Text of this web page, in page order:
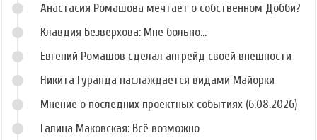
Анастасия Ромашова мечтает о собственном Добби?
Клавдия Безверхова: Мне больно...
Евгений Ромашов сделал апгрейд своей внешности
Никита Гуранда наслаждается видами Майорки
Мнение о последних проектных событиях (6.08.2026)
Галина Маковская: Всё возможно